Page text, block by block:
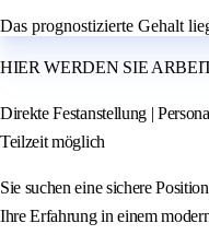
Das prognostizierte Gehalt
HIER WERDEN SIE
Direkte Festanstellung |
Teilzeit möglich
Sie suchen eine sichere
Ihre Erfahrung in einem